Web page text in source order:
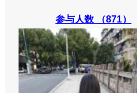
参与人数 （871）